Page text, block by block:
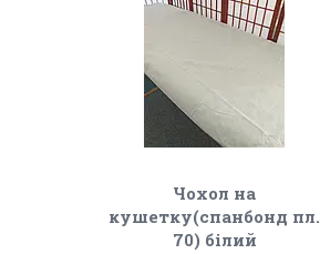
Чохол на
кушетку(спанбонд пл.
70) білий